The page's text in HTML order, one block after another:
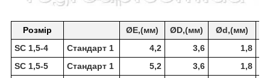
Розмір ØE,(мм) ØD,(мм) Ød,(мм)
SC 1,5-4
Стандарт 1 4,2 3,6
1,8
SC 1,5-5
Стандарт 1 5,2 3,6
1,8